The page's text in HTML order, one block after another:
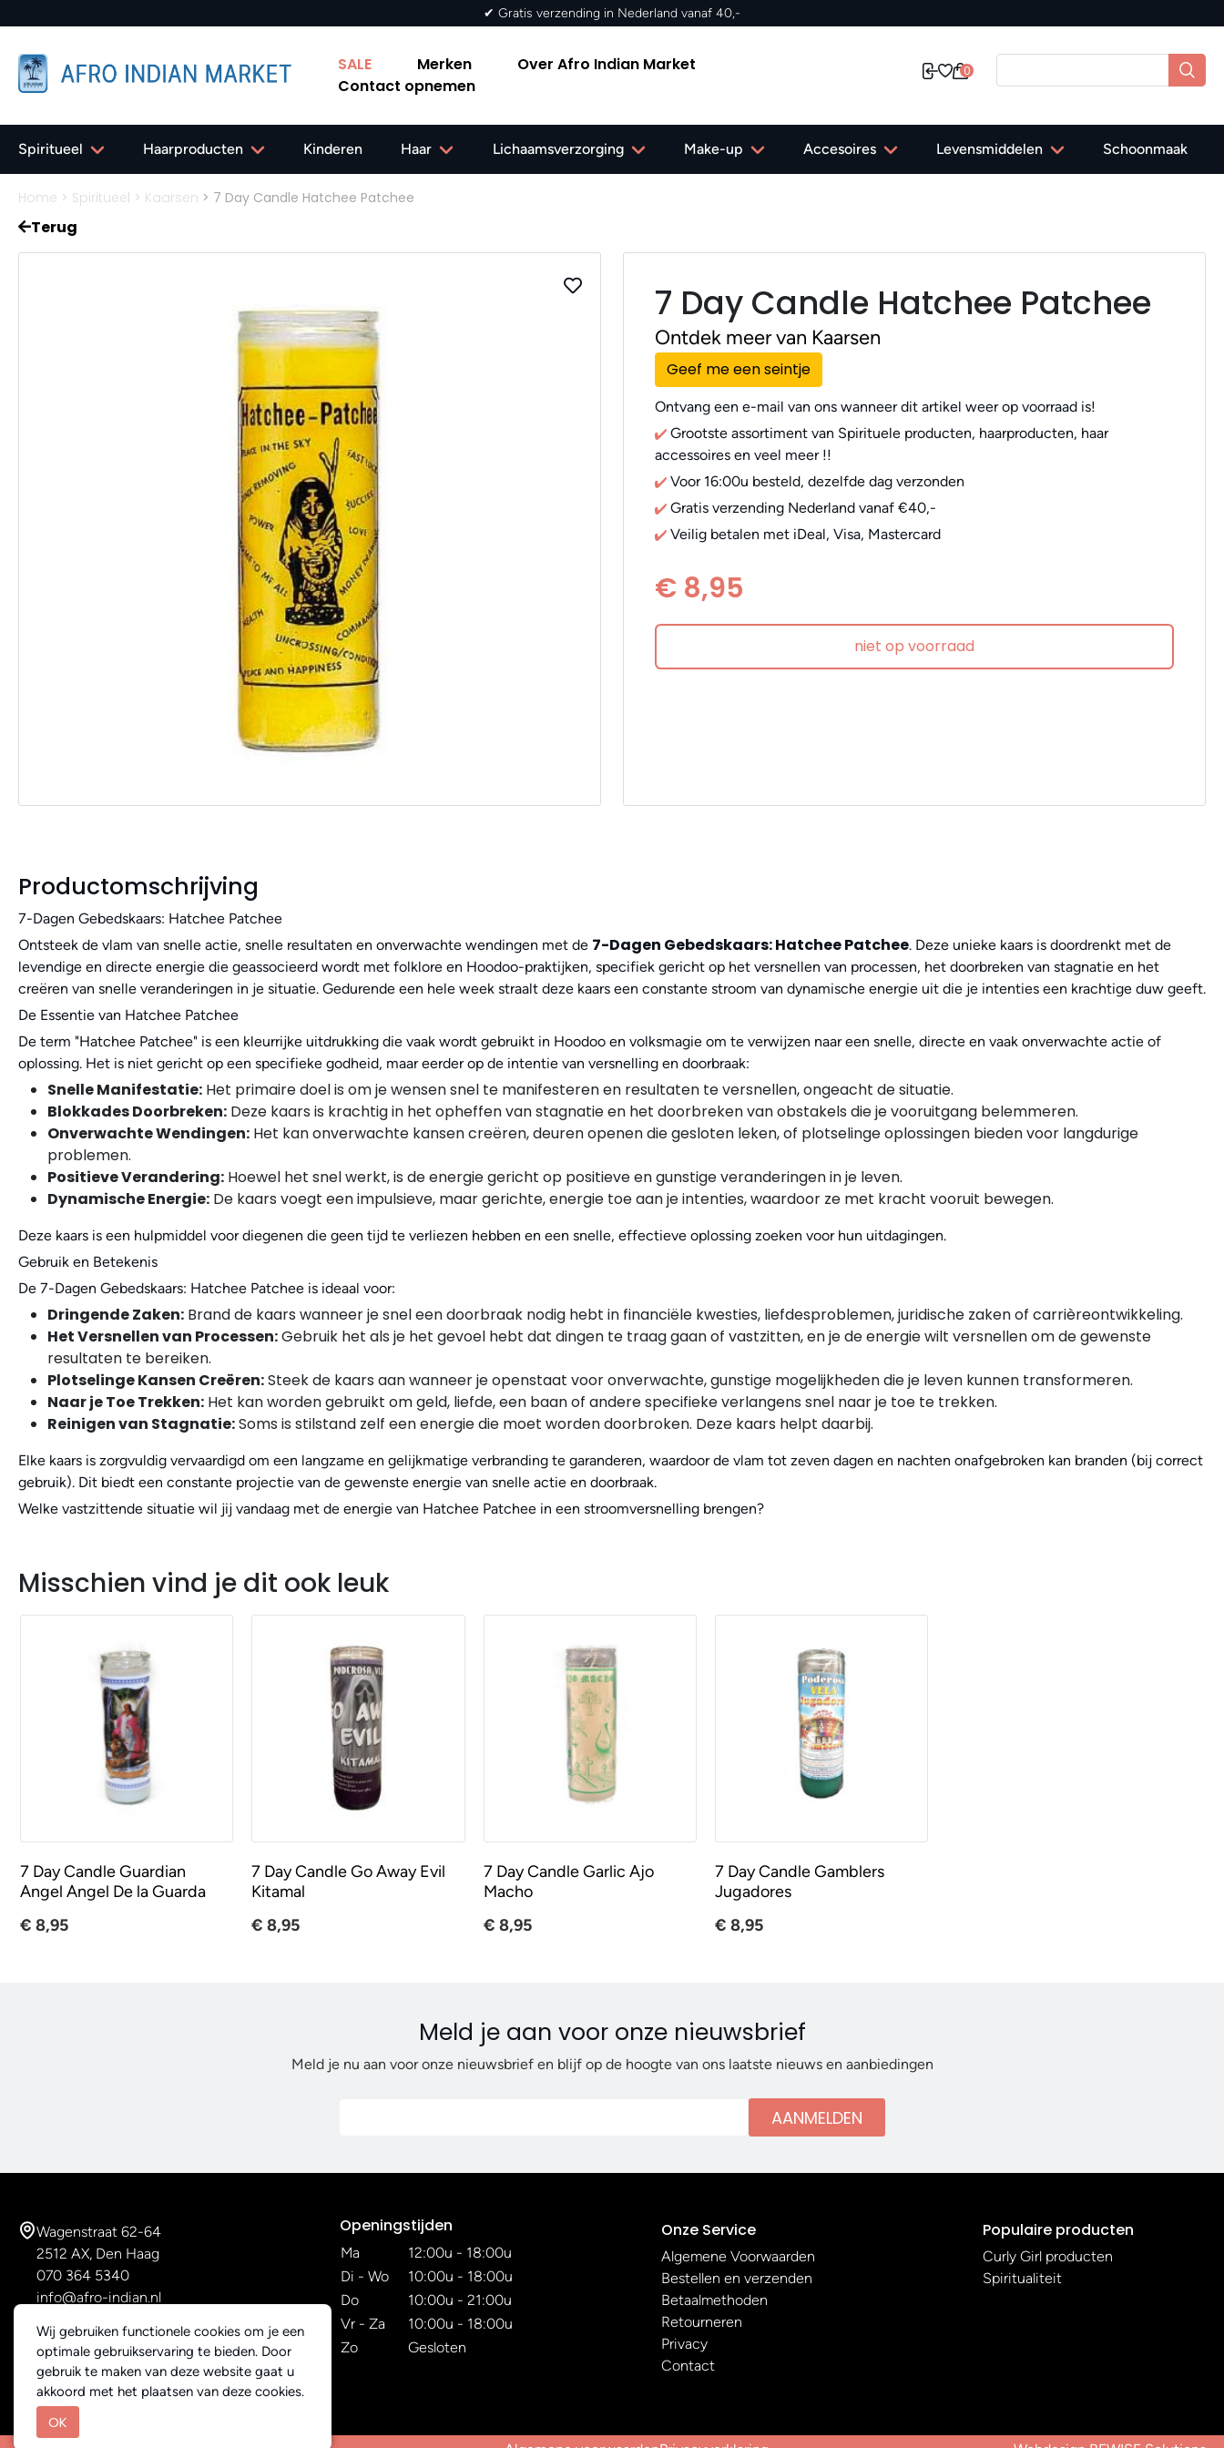
Wij gebruiken functionele cookies om je een
optimale gebruikservaring te bieden. Door
gebruik te maken van deze website gaat u
akkoord met het plaatsen van deze cookies.
OK
✔ Gratis verzending in Nederland vanaf 40,-
SALE Merken
Over Afro Indian Market
Contact opnemen
0
Spiritueel Haarproducten Kinderen Haar Lichaamsverzorging Make-up Accesoires Levensmiddelen Schoonmaak
Home > Spiritueel > Kaarsen > 7 Day Candle Hatchee Patchee
Terug
7 Day Candle Hatchee Patchee
Ontdek meer van Kaarsen
Geef me een seintje
Ontvang een e-mail van ons wanneer dit artikel weer op voorraad is!
Grootste assortiment van Spirituele producten, haarproducten, haar
accessoires en veel meer !!
Voor 16:00u besteld, dezelfde dag verzonden
Gratis verzending Nederland vanaf €40,-
Veilig betalen met iDeal, Visa, Mastercard
€ 8,95
niet op voorraad
Productomschrijving
7-Dagen Gebedskaars: Hatchee Patchee
Ontsteek de vlam van snelle actie, snelle resultaten en onverwachte wendingen met de 7-Dagen Gebedskaars: Hatchee Patchee. Deze unieke kaars is doordrenkt met de
levendige en directe energie die geassocieerd wordt met folklore en Hoodoo-praktijken, specifiek gericht op het versnellen van processen, het doorbreken van stagnatie en het
creëren van snelle veranderingen in je situatie. Gedurende een hele week straalt deze kaars een constante stroom van dynamische energie uit die je intenties een krachtige duw geeft.
De Essentie van Hatchee Patchee
De term "Hatchee Patchee" is een kleurrijke uitdrukking die vaak wordt gebruikt in Hoodoo en volksmagie om te verwijzen naar een snelle, directe en vaak onverwachte actie of
oplossing. Het is niet gericht op een specifieke godheid, maar eerder op de intentie van versnelling en doorbraak:
Snelle Manifestatie: Het primaire doel is om je wensen snel te manifesteren en resultaten te versnellen, ongeacht de situatie.
Blokkades Doorbreken: Deze kaars is krachtig in het opheffen van stagnatie en het doorbreken van obstakels die je vooruitgang belemmeren.
Onverwachte Wendingen: Het kan onverwachte kansen creëren, deuren openen die gesloten leken, of plotselinge oplossingen bieden voor langdurige
problemen.
Positieve Verandering: Hoewel het snel werkt, is de energie gericht op positieve en gunstige veranderingen in je leven.
Dynamische Energie: De kaars voegt een impulsieve, maar gerichte, energie toe aan je intenties, waardoor ze met kracht vooruit bewegen.
Deze kaars is een hulpmiddel voor diegenen die geen tijd te verliezen hebben en een snelle, effectieve oplossing zoeken voor hun uitdagingen.
Gebruik en Betekenis
De 7-Dagen Gebedskaars: Hatchee Patchee is ideaal voor:
Dringende Zaken: Brand de kaars wanneer je snel een doorbraak nodig hebt in financiële kwesties, liefdesproblemen, juridische zaken of carrièreontwikkeling.
Het Versnellen van Processen:Gebruik het als je het gevoel hebt dat dingen te traag gaan of vastzitten, en je de energie wilt versnellen om de gewenste
resultaten te bereiken.
Plotselinge Kansen Creëren:Steek de kaars aan wanneer je openstaat voor onverwachte, gunstige mogelijkheden die je leven kunnen transformeren.
Naar je Toe Trekken: Het kan worden gebruikt om geld, liefde, een baan of andere specifieke verlangens snel naar je toe te trekken.
Reinigen van Stagnatie:Soms is stilstand zelf een energie die moet worden doorbroken. Deze kaars helpt daarbij.
Elke kaars is zorgvuldig vervaardigd om een langzame en gelijkmatige verbranding te garanderen, waardoor de vlam tot zeven dagen en nachten onafgebroken kan branden (bij correct
gebruik). Dit biedt een constante projectie van de gewenste energie van snelle actie en doorbraak.
Welke vastzittende situatie wil jij vandaag met de energie van Hatchee Patchee in een stroomversnelling brengen?
Misschien vind je dit ook leuk
7 Day Candle Guardian
Angel Angel De la Guarda
€ 8,95
7 Day Candle Go Away Evil
Kitamal
€ 8,95
7 Day Candle Garlic Ajo
Macho
€ 8,95
7 Day Candle Gamblers
Jugadores
€ 8,95
Meld je aan voor onze nieuwsbrief
Meld je nu aan voor onze nieuwsbrief en blijf op de hoogte van ons laatste nieuws en aanbiedingen
AANMELDEN
Wagenstraat 62-64
2512 AX, Den Haag
070 364 5340
info@afro-indian.nl
Openingstijden
Ma
12:00u - 18:00u
Di - Wo
10:00u - 18:00u
Do
10:00u - 21:00u
Vr - Za
10:00u - 18:00u
Zo
Gesloten
Onze Service
Algemene Voorwaarden
Bestellen en verzenden
Betaalmethoden
Retourneren
Privacy
Contact
Populaire producten
Curly Girl producten
Spiritualiteit